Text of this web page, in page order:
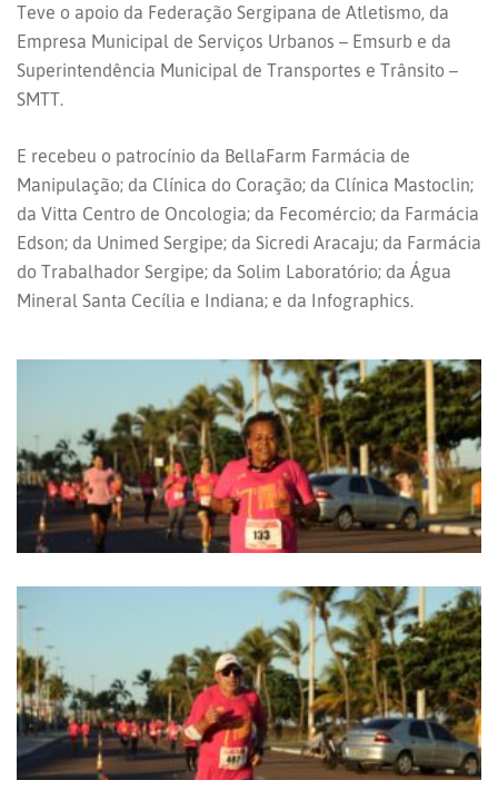
Teve o apoio da Federação Sergipana de Atletismo, da
Empresa Municipal de Serviços Urbanos – Emsurb e da
Superintendência Municipal de Transportes e Trânsito –
SMTT.
E recebeu o patrocínio da BellaFarm Farmácia de
Manipulação; da Clínica do Coração; da Clínica Mastoclin;
da Vitta Centro de Oncologia; da Fecomércio; da Farmácia
Edson; da Unimed Sergipe; da Sicredi Aracaju; da Farmácia
do Trabalhador Sergipe; da Solim Laboratório; da Água
Mineral Santa Cecília e Indiana; e da Infographics.